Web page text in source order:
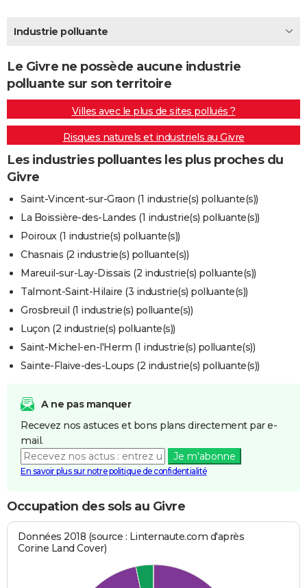
BONS PLANS
CARTE DE VOEUX
Carte de Noël
Carte Bonne année
Carte Saint-Valentin
Carte Pâques
Carte d'anniversaire
DICTIONNAIRE
Dictionnaire
Biographies
Citations
Expressions
Proverbes
PROGRAMME TV
COPAINS D'AVANT
AVIS DE DÉCÈS
FORUM
Industrie polluante
Le Givre ne possède aucune industrie
polluante sur son territoire
Villes avec le plus de sites pollués ?
Risques naturels et industriels au Givre
Les industries polluantes les plus proches du
Givre
Saint-Vincent-sur-Graon (1 industrie(s) polluante(s))
La Boissière-des-Landes (1 industrie(s) polluante(s))
Poiroux (1 industrie(s) polluante(s))
Chasnais (2 industrie(s) polluante(s))
Mareuil-sur-Lay-Dissais (2 industrie(s) polluante(s))
Talmont-Saint-Hilaire (3 industrie(s) polluante(s))
Grosbreuil (1 industrie(s) polluante(s))
Luçon (2 industrie(s) polluante(s))
Saint-Michel-en-l'Herm (1 industrie(s) polluante(s))
Sainte-Flaive-des-Loups (2 industrie(s) polluante(s))
A ne pas manquer
Recevez nos astuces et bons plans directement par e-
mail.
Je m'abonne
En savoir plus sur notre politique de confidentialité
Occupation des sols au Givre
Données 2018 (source : Linternaute.com d'après
Corine Land Cover)